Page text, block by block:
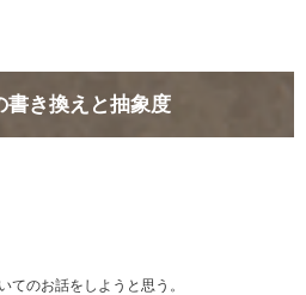
書き換えと抽象度
てのお話をしようと思う。